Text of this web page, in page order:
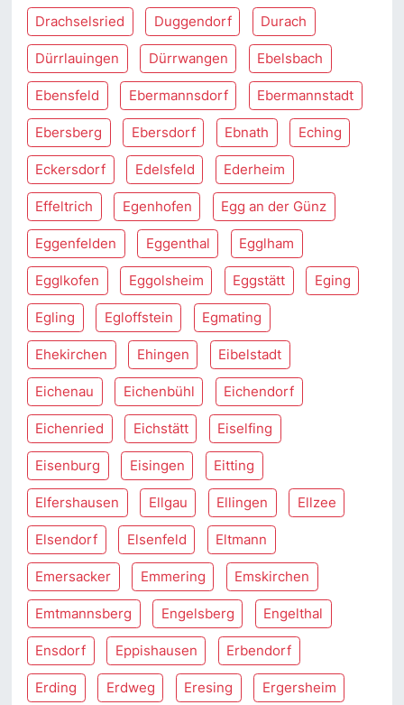
Drachselsried Duggendorf Durach
Dürrlauingen Dürrwangen Ebelsbach
Ebensfeld Ebermannsdorf Ebermannstadt
Ebersberg Ebersdorf Ebnath Eching
Eckersdorf Edelsfeld Ederheim
Effeltrich Egenhofen Egg an der Günz
Eggenfelden Eggenthal Egglham
Egglkofen Eggolsheim Eggstätt Eging
Egling Egloffstein Egmating
Ehekirchen Ehingen Eibelstadt
Eichenau Eichenbühl Eichendorf
Eichenried Eichstätt Eiselfing
Eisenburg Eisingen Eitting
Elfershausen Ellgau Ellingen Ellzee
Elsendorf Elsenfeld Eltmann
Emersacker Emmering Emskirchen
Emtmannsberg Engelsberg Engelthal
Ensdorf Eppishausen Erbendorf
Erding Erdweg Eresing Ergersheim